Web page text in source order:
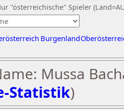
"österreichische" Spieler
Burgenland
Mussa
Statistik)